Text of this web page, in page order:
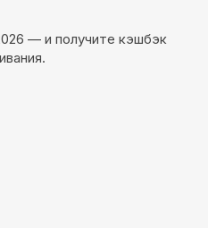
— и получите кэшбэк